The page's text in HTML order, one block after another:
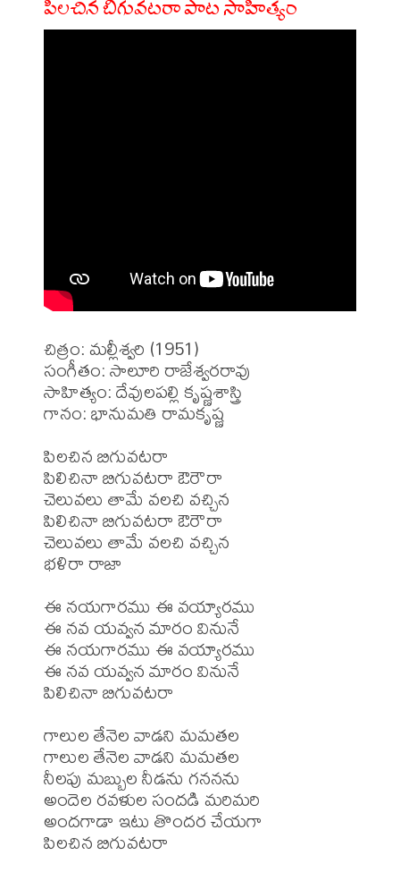
చిత్రం: మల్లీశ్వరి (1951)
సంగీతం: సాలూరి రాజేశ్వరరావు
సాహిత్యం: దేవులపల్లి కృష్ణశాస్త్రి
గానం: భానుమతి రామకృష్ణ
పిలచిన బిగువటరా
పిలిచినా బిగువటరా ఔరౌరా
చెలువలు తామే వలచి వచ్చిన
పిలిచినా బిగువటరా ఔరౌరా
చెలువలు తామే వలచి వచ్చిన
భళిరా రాజా
ఈ నయగారము ఈ వయ్యారము
ఈ నవ యవ్వన మారం వినునే
ఈ నయగారము ఈ వయ్యారము
ఈ నవ యవ్వన మారం వినునే
పిలిచినా బిగువటరా
గాలుల తేనెల వాడని మమతల
గాలుల తేనెల వాడని మమతల
నీలపు మబ్బుల నీడను గననను
అందెల రవళుల సందడి మరిమరి
అందగాడా ఇటు తొందర చేయగా
పిలచిన బిగువటరా